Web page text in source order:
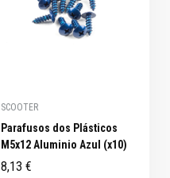
SCOOTER
Parafusos dos Plásticos
M5x12 Aluminio Azul (x10)
8,13 €